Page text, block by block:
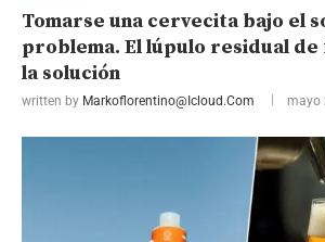
Tomarse una cervecita bajo el
problema. El lúpulo residual
la solución
written by Markoflorentino@icloud.com mayo